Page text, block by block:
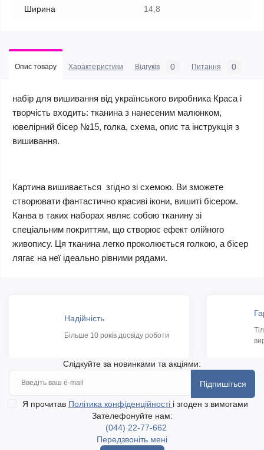
Ширина 14,8
Опис товару Характеристики Відгуків 0 Питання 0
набір для вишивання від українського виробника Краса і
творчість входить: тканина з нанесеним малюнком,
ювелірний бісер №15, голка, схема, опис та інструкція з
вишивання.
Картина вишивається згідно зі схемою. Ви зможете
створювати фантастично красиві ікони, вишиті бісером.
Канва в таких наборах являє собою тканину зі
спеціальним покриттям, що створює ефект олійного
живопису. Ця тканина легко проколюється голкою, а бісер
лягає на неї ідеально рівними рядами.
Надійність
Більше 10 років досвіду роботи
Слідкуйте за новинками та акціями:
Підпишіться
Я прочитав Політика конфіденційності і згоден з вимогами
Зателефонуйте нам:
(044) 22-77-662
Передзвоніть мені